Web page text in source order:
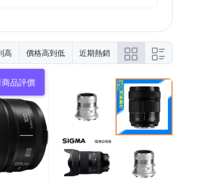
高 價格高到低 近期熱銷